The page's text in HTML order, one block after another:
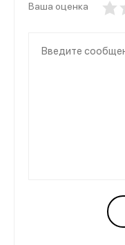
Ваша оценка